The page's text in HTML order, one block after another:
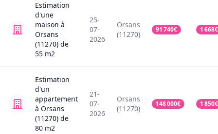
Estimation
d'une
maison à
Orsans
(11270) de
55 m2
25-
07-
2026
Orsans
(11270)
91 740€ 1 668€
Estimation
d'un
appartement
à Orsans
(11270) de
80 m2
21-
07-
2026
Orsans
(11270)
148 000€ 1 850€